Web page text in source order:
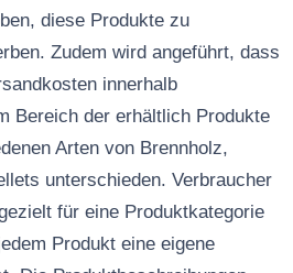
diese Produkte zu
Zudem wird angeführt, dass
innerhalb
Bereich der erhältlich Produkte
Arten von Brennholz,
unterschieden. Verbraucher
für eine Produktkategorie
Produkt eine eigene